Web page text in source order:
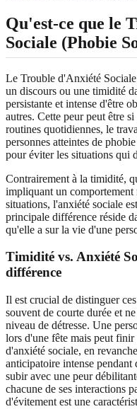
Qu'est-ce que le
Sociale (Phobie
Le Trouble d'Anxiété
un discours ou une timidité
persistante et intense d'être
autres. Cette peur peut être
routines quotidiennes, le
personnes atteintes de
pour éviter les situations qui
Contrairement à la timidité,
impliquant un comportement
situations, l'anxiété sociale
principale différence réside
qu'elle a sur la vie d'une
Timidité vs. Anxiété
différence
Il est crucial de distinguer
souvent de courte durée et
niveau de détresse. Une
lors d'une fête mais peut
d'anxiété sociale, en
anticipatoire intense pendant
subir avec une peur
chacune de ses interactions
d'évitement est une